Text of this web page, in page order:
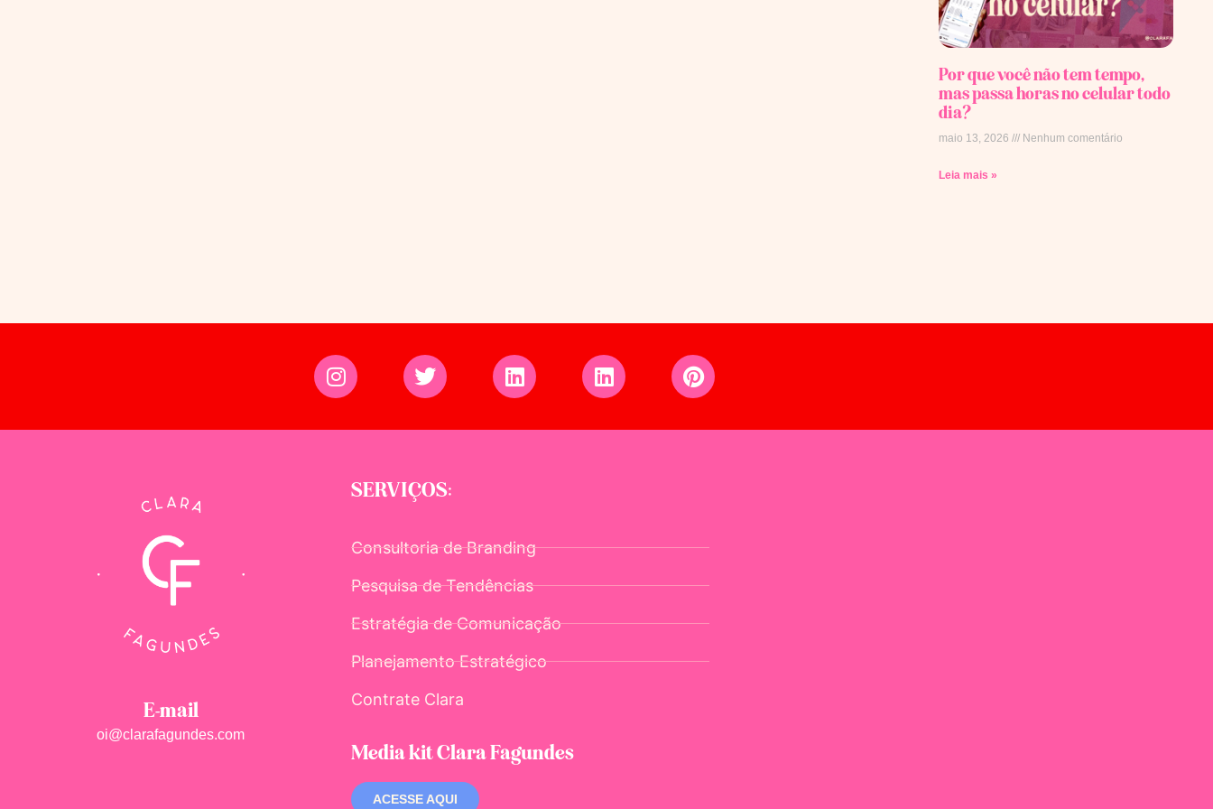
Por que você não tem tempo,
mas passa horas no celular todo
dia?
maio 13, 2026 Nenhum comentário
Leia mais »
E-mail
oi@clarafagundes.com
SERVIÇOS:
Consultoria de Branding
Pesquisa de Tendências
Estratégia de Comunicação
Planejamento Estratégico
Contrate Clara
Media kit Clara Fagundes
ACESSE AQUI